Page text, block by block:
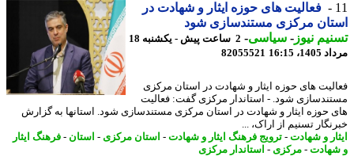
فعالیت های حوزه ایثار و شهادت در
مرکزی مستندسازی شود
نیوز-سیاسی-
2 ساعت پیش - یکشنبه 18
16:15
82055521
های حوزه ایثار و شهادت در استان مرکزی
شود. - استاندار مرکزی گفت: فعالیت
حوزه ایثار و شهادت در استان مرکزی مستندسازی شود. استانها به گزارش
تسنیم از اراک، ...
و شهادت-ترویج فرهنگ ایثار و شهادت-استان مرکزی - استان-فرهنگ ایثار
-مرکزی - استاندار مرکزی